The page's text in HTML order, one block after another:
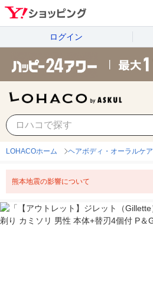
ログイン
LOHACOホーム ヘアボディ・オーラルケア
熊本地震の影響について